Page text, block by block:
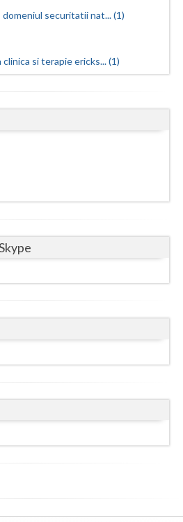
securitatii nat... (1)
si terapie ericks... (1)